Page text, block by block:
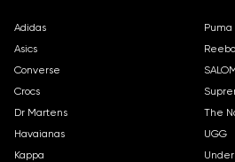
Adidas
Asics
Converse
Crocs
Dr Martens
Havaianas
Kappa
Puma
The
UGG